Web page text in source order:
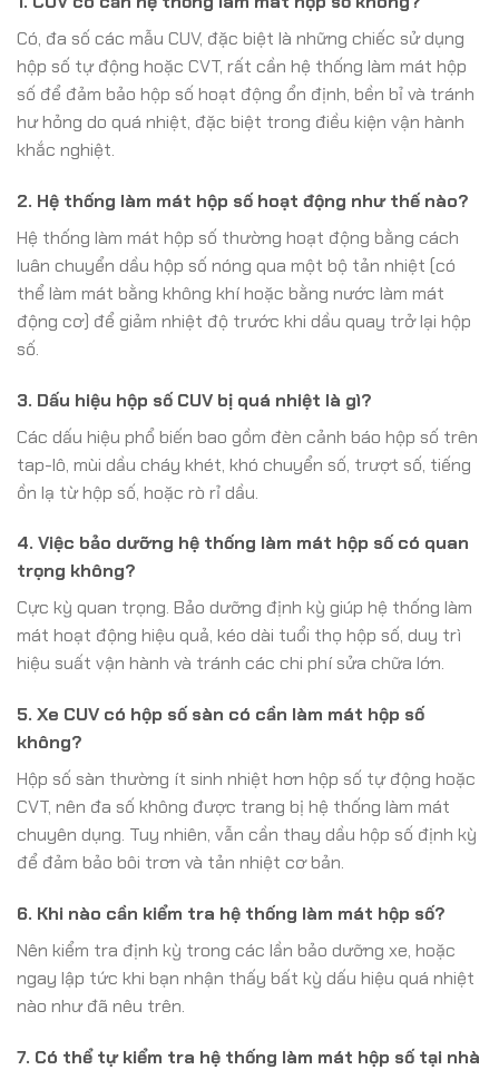
Có, đa số các mẫu CUV, đặc biệt là những chiếc sử dụng
hộp số tự động hoặc CVT, rất cần hệ thống làm mát hộp
số để đảm bảo hộp số hoạt động ổn định, bền bỉ và tránh
hư hỏng do quá nhiệt, đặc biệt trong điều kiện vận hành
khắc nghiệt.
2. Hệ thống làm mát hộp số hoạt động như thế nào?
Hệ thống làm mát hộp số thường hoạt động bằng cách
luân chuyển dầu hộp số nóng qua một bộ tản nhiệt (có
thể làm mát bằng không khí hoặc bằng nước làm mát
động cơ) để giảm nhiệt độ trước khi dầu quay trở lại hộp
số.
3. Dấu hiệu hộp số CUV bị quá nhiệt là gì?
Các dấu hiệu phổ biến bao gồm đèn cảnh báo hộp số trên
tap-lô, mùi dầu cháy khét, khó chuyển số, trượt số, tiếng
ồn lạ từ hộp số, hoặc rò rỉ dầu.
4. Việc bảo dưỡng hệ thống làm mát hộp số có quan
trọng không?
Cực kỳ quan trọng. Bảo dưỡng định kỳ giúp hệ thống làm
mát hoạt động hiệu quả, kéo dài tuổi thọ hộp số, duy trì
hiệu suất vận hành và tránh các chi phí sửa chữa lớn.
5. Xe CUV có hộp số sàn có cần làm mát hộp số
không?
Hộp số sàn thường ít sinh nhiệt hơn hộp số tự động hoặc
CVT, nên đa số không được trang bị hệ thống làm mát
chuyên dụng. Tuy nhiên, vẫn cần thay dầu hộp số định kỳ
để đảm bảo bôi trơn và tản nhiệt cơ bản.
6. Khi nào cần kiểm tra hệ thống làm mát hộp số?
Nên kiểm tra định kỳ trong các lần bảo dưỡng xe, hoặc
ngay lập tức khi bạn nhận thấy bất kỳ dấu hiệu quá nhiệt
nào như đã nêu trên.
7. Có thể tự kiểm tra hệ thống làm mát hộp số tại nhà